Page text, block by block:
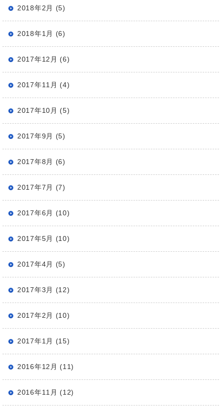
2018年2月 (5)
2018年1月 (6)
2017年12月 (6)
2017年11月 (4)
2017年10月 (5)
2017年9月 (5)
2017年8月 (6)
2017年7月 (7)
2017年6月 (10)
2017年5月 (10)
2017年4月 (5)
2017年3月 (12)
2017年2月 (10)
2017年1月 (15)
2016年12月 (11)
2016年11月 (12)